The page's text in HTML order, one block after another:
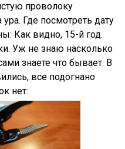
проволоку
Где посмотреть дату
Как видно, 15-й год.
Уж не знаю насколько
знаете что бывает. В
все подогнано
нет: